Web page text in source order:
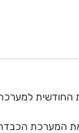
לזהות, לפני כ4 ימים